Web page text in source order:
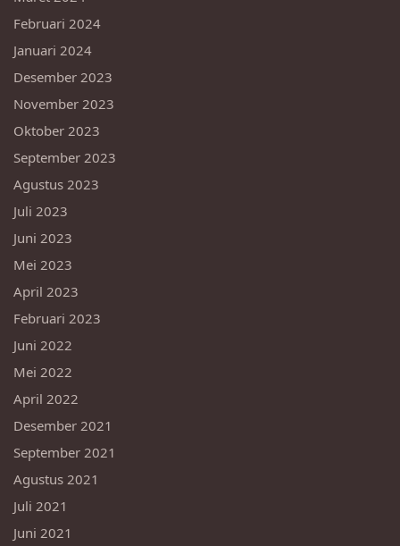
Februari 2024
Januari 2024
Desember 2023
November 2023
Oktober 2023
September 2023
Agustus 2023
Juli 2023
Juni 2023
Mei 2023
April 2023
Februari 2023
Juni 2022
Mei 2022
April 2022
Desember 2021
September 2021
Agustus 2021
Juli 2021
Juni 2021